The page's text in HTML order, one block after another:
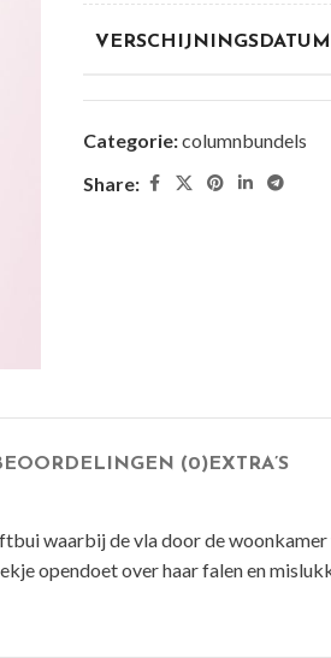
VERSCHIJNINGSDATUM
Categorie:columnbundels
Share:
(0) EXTRA’S
waarbij de vla door de
opendoet over haar falen en